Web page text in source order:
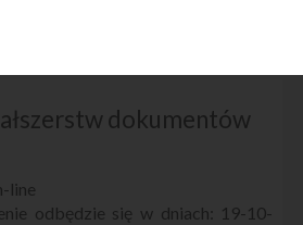
dokumentów
line
19-10-